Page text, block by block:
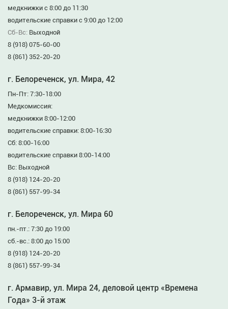
медкнижки с 8:00 до 11:30
водительские справки с 9:00 до 12:00
Сб-Вс: Выходной
8 (918) 075-60-00
8 (861) 352-20-20
г. Белореченск, ул. Мира, 42
Пн-Пт: 7:30-18:00
Медкомиссия:
медкнижки 8:00-12:00
водительские справки: 8:00-16:30
Сб: 8:00-16:00
водительские справки 8:00-14:00
Вс: Выходной
8 (918) 124-20-20
8 (861) 557-99-34
г. Белореченск, ул. Мира 60
пн.-пт.: 7:30 до 19:00
сб.-вс.: 8:00 до 15:00
8 (918) 124-20-20
8 (861) 557-99-34
г. Армавир, ул. Мира 24, деловой центр «Времена
Года» 3-й этаж